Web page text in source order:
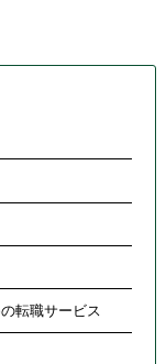
転職サービス